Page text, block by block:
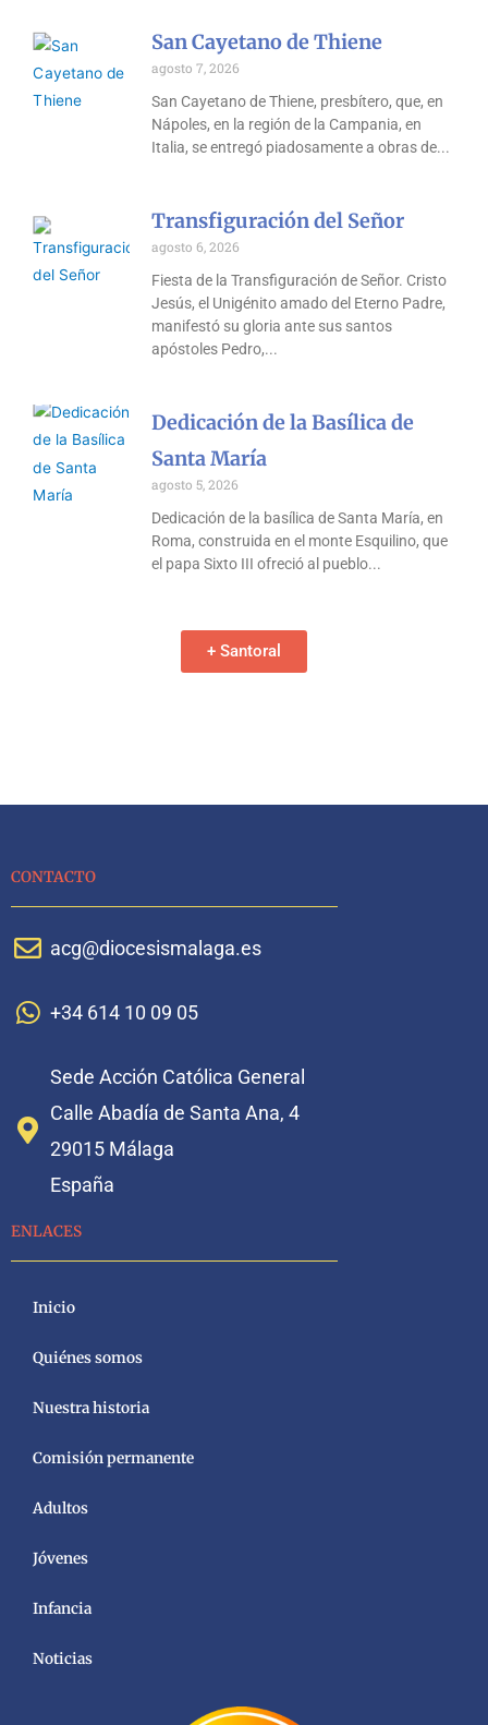
San Cayetano de Thiene
agosto 7, 2026
San Cayetano de Thiene, presbítero, que, en
Nápoles, en la región de la Campania, en
Italia, se entregó piadosamente a obras de
Transfiguración del Señor
agosto 6, 2026
Fiesta de la Transfiguración de Señor. Cristo
Jesús, el Unigénito amado del Eterno Padre,
manifestó su gloria ante sus santos
apóstoles Pedro,
Dedicación de la Basílica de
Santa María
agosto 5, 2026
Dedicación de la basílica de Santa María, en
Roma, construida en el monte Esquilino, que
el papa Sixto III ofreció al pueblo
+ Santoral
CONTACTO
acg@diocesismalaga.es
+34 614 10 09 05
Sede Acción Católica General
Calle Abadía de Santa Ana, 4
29015 Málaga
España
ENLACES
Inicio
Quiénes somos
Nuestra historia
Comisión permanente
Adultos
Jóvenes
Infancia
Noticias